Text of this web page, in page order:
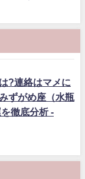
?連絡はマメに
ずがめ座（水瓶
徹底分析 -